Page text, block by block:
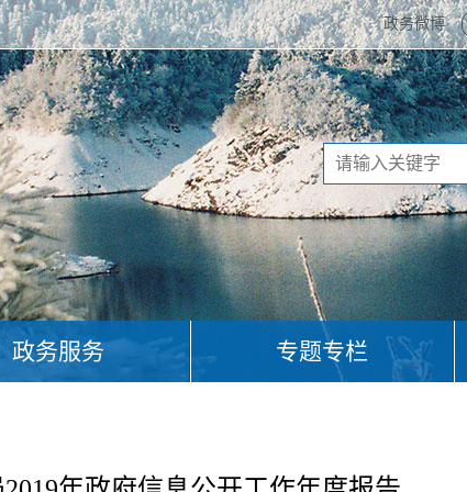
政务微博
政务服务 专题专栏